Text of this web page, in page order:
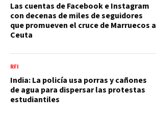
Las cuentas de Facebook e Instagram
con decenas de miles de seguidores
que promueven el cruce de Marruecos a
Ceuta
RFI
India: La policía usa porras y cañones
de agua para dispersar las protestas
estudiantiles